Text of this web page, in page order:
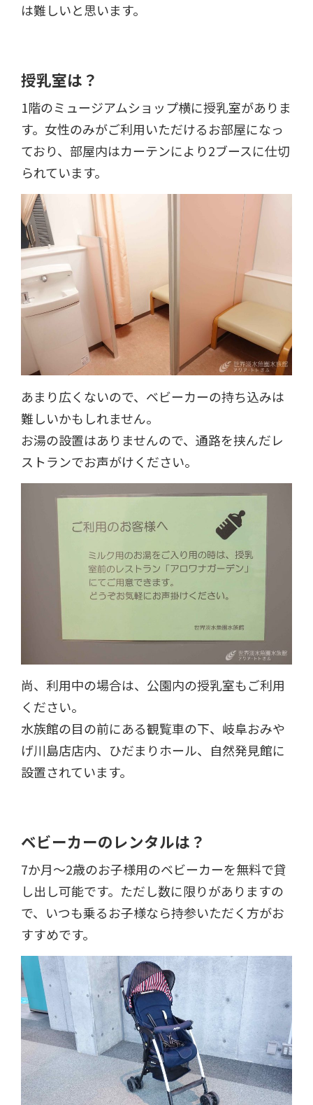
は難しいと思います。
授乳室は？
1階のミュージアムショップ横に授乳室がありま
す。女性のみがご利用いただけるお部屋になっ
ており、部屋内はカーテンにより2ブースに仕切
られています。
あまり広くないので、ベビーカーの持ち込みは
難しいかもしれません。
お湯の設置はありませんので、通路を挟んだレ
ストランでお声がけください。
尚、利用中の場合は、公園内の授乳室もご利用
ください。
水族館の目の前にある観覧車の下、岐阜おみや
げ川島店店内、ひだまりホール、自然発見館に
設置されています。
ベビーカーのレンタルは？
7か月～2歳のお子様用のベビーカーを無料で貸
し出し可能です。ただし数に限りがありますの
で、いつも乗るお子様なら持参いただく方がお
すすめです。